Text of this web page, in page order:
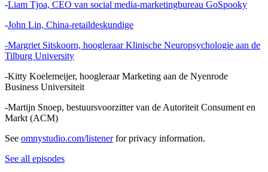
-Liam Tjoa, CEO van social media-marketingbureau GoSpooky
-John Lin, China-retaildeskundige
-Margriet Sitskoorn, hoogleraar Klinische Neuropsychologie aan de
Tilburg University
-Kitty Koelemeijer, hoogleraar Marketing aan de Nyenrode
Business Universiteit
-Martijn Snoep, bestuursvoorzitter van de Autoriteit Consument en
Markt (ACM)
See omnystudio.com/listenerfor privacy information.
See all episodes